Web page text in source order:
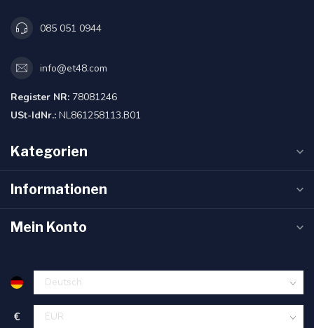
085 051 0944
info@et48.com
Register NR: 78081246
USt-IdNr.: NL861258113.B01
Kategorien
Informationen
Mein Konto
€